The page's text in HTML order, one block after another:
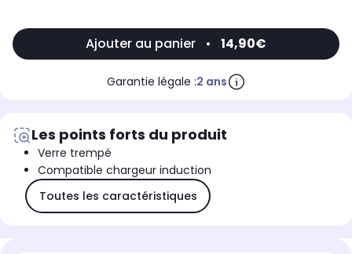
Ajouter au panier • 14,90€
Garantie légale :2 ans
Les points forts du produit
Verre trempé
Compatible chargeur induction
Toutes les caractéristiques